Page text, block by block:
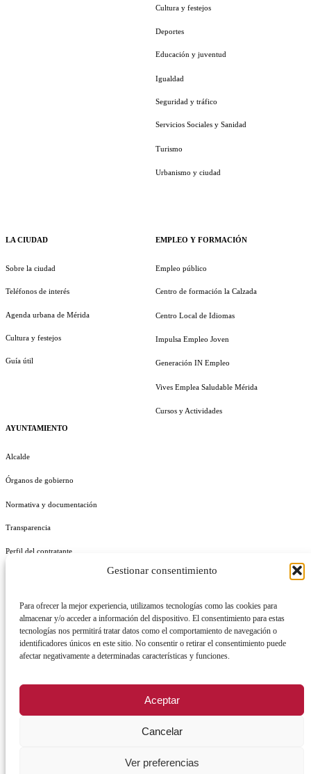
Gestionar consentimiento
Para ofrecer la mejor experiencia, utilizamos tecnologías como las cookies para
almacenar y/o acceder a información del dispositivo. El consentimiento para estas
tecnologías nos permitirá tratar datos como el comportamiento de navegación o
identificadores únicos en este sitio. No consentir o retirar el consentimiento puede
afectar negativamente a determinadas características y funciones.
Aceptar
Cancelar
Ver preferencias
LA CIUDAD
Sobre la ciudad
Teléfonos de interés
Agenda urbana de Mérida
Cultura y festejos
Guía útil
AYUNTAMIENTO
Alcalde
Órganos de gobierno
Normativa y documentación
Transparencia
Perfil del contratante
Cultura y festejos
Deportes
Educación y juventud
Igualdad
Seguridad y tráfico
Servicios Sociales y Sanidad
Turismo
Urbanismo y ciudad
EMPLEO Y FORMACIÓN
Empleo público
Centro de formación la Calzada
Centro Local de Idiomas
Impulsa Empleo Joven
Generación IN Empleo
Vives Emplea Saludable Mérida
Cursos y Actividades
REGISTRO DE ACTIVIDADES DE TRATAMIENTO